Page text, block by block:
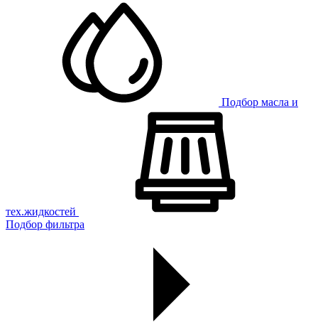
Подбор масла и
тех.жидкостей
Подбор фильтра